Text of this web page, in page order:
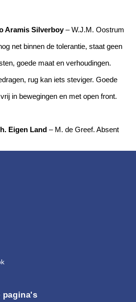
Aramis Silverboy– W.J.M. Oostrum
net binnen de tolerantie, staat geen
goede maat en verhoudingen.
rug kan iets steviger. Goede
in bewegingen en met open front.
Eigen Land – M. de Greef. Absent
pagina's